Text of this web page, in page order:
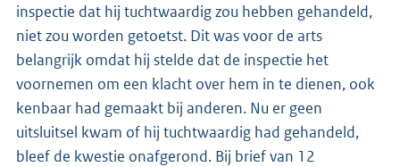
inspectie dat hij tuchtwaardig zou hebben gehandeld,
niet zou worden getoetst. Dit was voor de arts
belangrijk omdat hij stelde dat de inspectie het
voornemen om een klacht over hem in te dienen, ook
kenbaar had gemaakt bij anderen. Nu er geen
uitsluitsel kwam of hij tuchtwaardig had gehandeld,
bleef de kwestie onafgerond. Bij brief van 12